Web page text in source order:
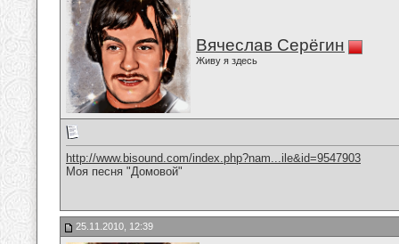
Вячеслав Серёгин
Живу я здесь
http://www.bisound.com/index.php?nam...ile&id=9547903
Моя песня "Домовой"
25.11.2010, 12:39